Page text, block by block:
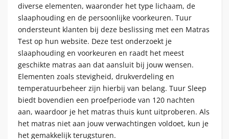
diverse elementen, waaronder het type lichaam, de
slaaphouding en de persoonlijke voorkeuren. Tuur
ondersteunt klanten bij deze beslissing met een Matras
Test op hun website. Deze test onderzoekt je
slaaphouding en voorkeuren en raadt het meest
geschikte matras aan dat aansluit bij jouw wensen.
Elementen zoals stevigheid, drukverdeling en
temperatuurbeheer zijn hierbij van belang. Tuur Sleep
biedt bovendien een proefperiode van 120 nachten
aan, waardoor je het matras thuis kunt uitproberen. Als
het matras niet aan jouw verwachtingen voldoet, kun je
het gemakkelijk terugsturen.